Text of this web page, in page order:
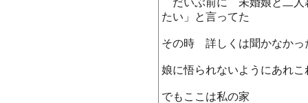
だいぶ前に 未婚娘と二人
たい」と言ってた
その時 詳しくは聞かなか
娘に悟られないようにあれこ
でもここは私の家